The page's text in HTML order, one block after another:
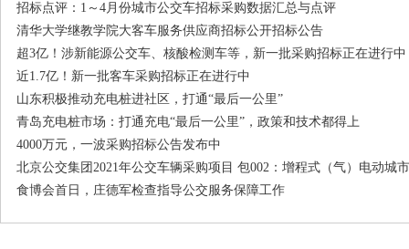
招标点评：1～4月份城市公交车招标采购数据汇总与点评
清华大学继教学院大客车服务供应商招标公开招标公告
超3亿！涉新能源公交车、核酸检测车等，新一批采购招标正在进行中
近1.7亿！新一批客车采购招标正在进行中
山东积极推动充电桩进社区，打通“最后一公里”
青岛充电桩市场：打通充电“最后一公里”，政策和技术都得上
4000万元，一波采购招标公告发布中
北京公交集团2021年公交车辆采购项目 包002：增程式（气）电动城
食博会首日，庄德军检查指导公交服务保障工作